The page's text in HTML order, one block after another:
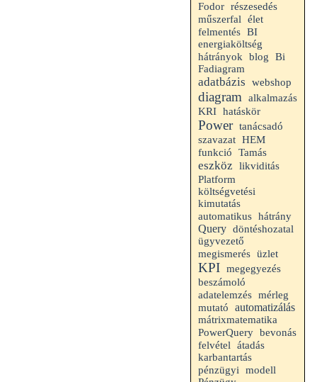
Fodor részesedés
műszerfal
élet
felmentés BI
energiaköltség
hátrányok
blog
Bi
Fadiagram
adatbázis webshop
diagram alkalmazás
KRI hatáskör
Power tanácsadó
szavazat HEM
funkció Tamás
eszköz likviditás
Platform
költségvetési
kimutatás
automatikus hátrány
Query döntéshozatal
ügyvezető
megismerés üzlet
KPI megegyezés
beszámoló
adatelemzés mérleg
mutató automatizálás
mátrixmatematika
PowerQuery bevonás
felvétel
átadás
karbantartás
pénzügyi
modell